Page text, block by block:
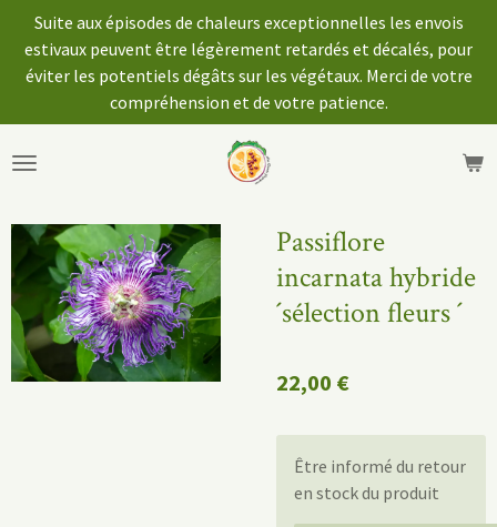
Passer
au
contenu
Suite aux épisodes de chaleurs exceptionnelles les envois
estivaux peuvent être légèrement retardés et décalés, pour
éviter les potentiels dégâts sur les végétaux. Merci de votre
compréhension et de votre patience.
Passiflore
incarnata hybride
´sélection fleurs ´
22,00 €
Être informé du retour
en stock du produit